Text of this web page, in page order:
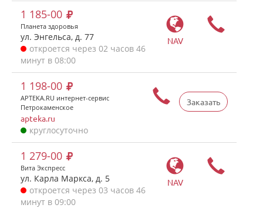
NAV
1 185-00
Планета здоровья
ул. Энгельса, д. 77
откроется через 02 часов 46
минут в 08:00
Заказать
1 198-00
APTEKA.RU интернет-сервис
Петрокаменское
apteka.ru
круглосуточно
NAV
1 279-00
Вита Экспресс
ул. Карла Маркса, д. 5
откроется через 03 часов 46
минут в 09:00